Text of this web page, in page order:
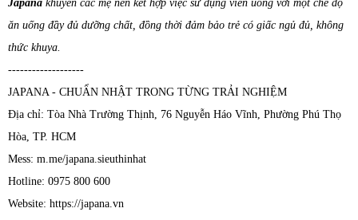
Japana khuyên các mẹ nên kết hợp việc sử dụng viên uống với một chế độ
ăn uống đầy đủ dưỡng chất, đồng thời đảm bảo trẻ có giấc ngủ đủ, không
thức khuya.
-------------------
JAPANA - CHUẨN NHẬT TRONG TỪNG TRẢI NGHIỆM
Địa chỉ: Tòa Nhà Trường Thịnh, 76 Nguyễn Háo Vĩnh, Phường Phú Thọ
Hòa, TP. HCM
Mess: m.me/japana.sieuthinhat
Hotline: 0975 800 600
Website: https://japana.vn